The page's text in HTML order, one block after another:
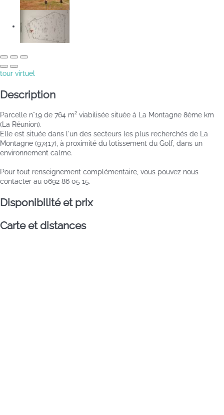
tour virtuel
Description
Parcelle n°19 de 764 m² viabilisée située à La Montagne 8ème km
(La Réunion).
Elle est située dans l'un des secteurs les plus recherchés de La
Montagne (97417), à proximité du lotissement du Golf, dans un
environnement calme.
Pour tout renseignement complémentaire, vous pouvez nous
contacter au 0692 86 05 15.
Disponibilité et prix
Carte et distances